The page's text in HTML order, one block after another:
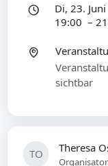
TO Theresa
Di, 23.
19:00 –
sichtbar